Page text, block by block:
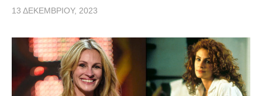
13 ΔΕΚΕΜΒΡΊΟΥ, 2023